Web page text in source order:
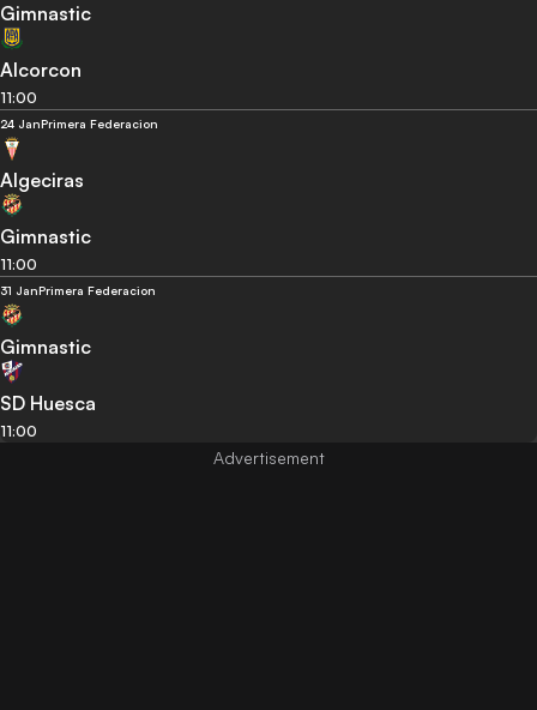
Gimnastic
Alcorcon
11:00
24 JanPrimera Federacion
Algeciras
Gimnastic
11:00
31 JanPrimera Federacion
Gimnastic
SD Huesca
11:00